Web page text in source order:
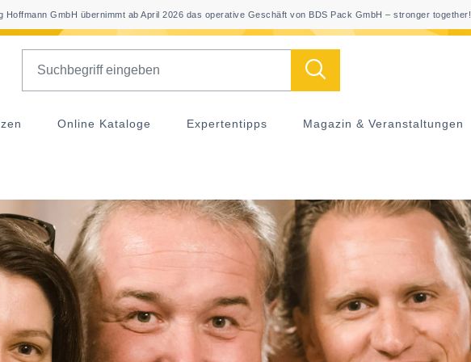
Hoffmann GmbH übernimmt ab April 2026 das operative Geschäft von BDS Pack GmbH – stronger together!
Online Kataloge Expertentipps Magazin & Veranstaltungen